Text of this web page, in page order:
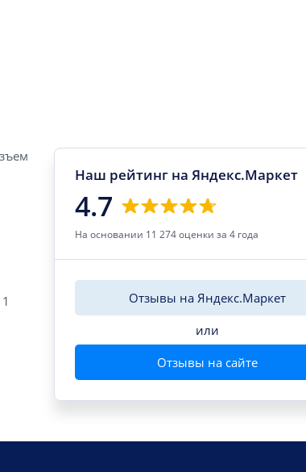
Наш рейтинг на Яндекс.Маркет
4.7
На основании 11 274 оценки за 4 года
Отзывы на Яндекс.Маркет
или
Отзывы на сайте